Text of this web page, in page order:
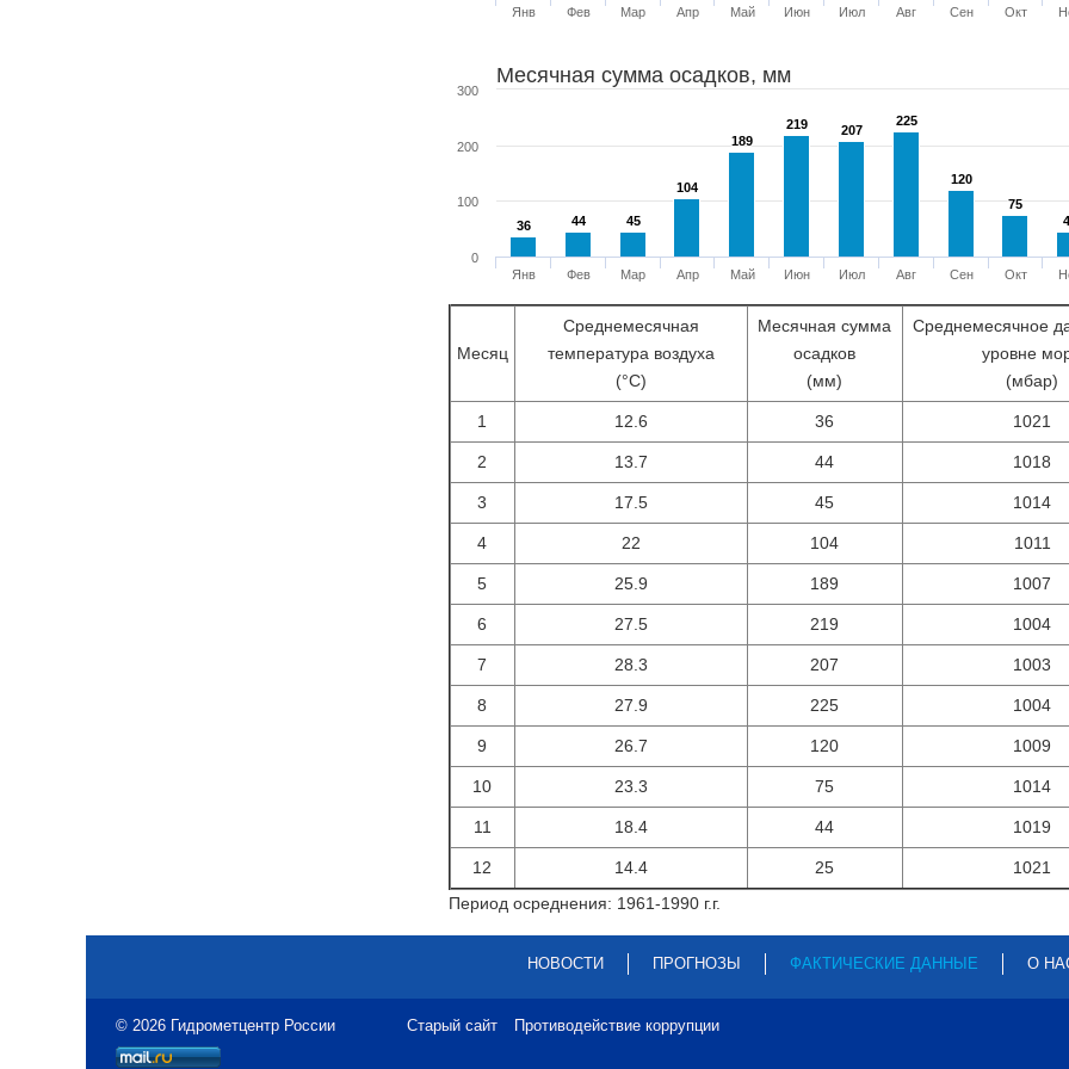
Янв Фев Мар Апр Май Июн Июл Авг Сен Окт
Месячная сумма осадков, мм
36
36 44
44 45
45
104
104
189
189
219
219 207
207
225
225
120
120
75
75
Янв Фев Мар Апр Май Июн Июл Авг Сен Окт
0
100
200
300
Месяц
Среднемесячная
температура воздуха
(°С)
Месячная сумма
осадков
(мм)
Среднемесячное
уровне
(мбар)
1 12.6 36 1021
2 13.7 44 1018
3 17.5 45 1014
4 22 104 1011
5 25.9 189 1007
6 27.5 219 1004
7 28.3 207 1003
8 27.9 225 1004
9 26.7 120 1009
10 23.3 75 1014
11 18.4 44 1019
12 14.4 25
1021
Период осреднения: 1961-1990 г.г.
НОВОСТИ ПРОГНОЗЫ ФАКТИЧЕСКИЕ ДАННЫЕ О
© 2026 Гидрометцентр России Старый сайт Противодействие коррупции